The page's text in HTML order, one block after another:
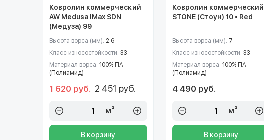
Ковролин коммерческий
AW Medusa IMax SDN
(Медуза) 99
Высота ворса (мм): 2.6
Класс износостойкости: 33
Материал ворса: 100% ПА
(Полиамид)
1 620 руб. 2 451 руб.
м²
В корзину
Ковролин коммерческий
STONE (Стоун) 10 • Red
Высота ворса (мм): 7
Класс износостойкости: 33
Материал ворса: 100% ПА
(Полиамид)
4 490 руб.
м²
В корзину